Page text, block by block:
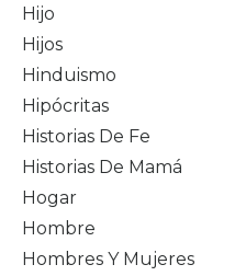
Hijo
Hijos
Hinduismo
Hipócritas
Historias De Fe
Historias De Mamá
Hogar
Hombre
Hombres Y Mujeres